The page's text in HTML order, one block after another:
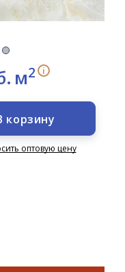
м2 i
корзину
оптовую цену